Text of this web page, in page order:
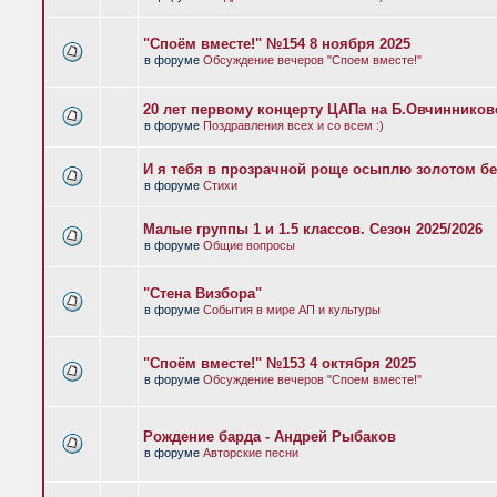
"Споём вместе!" №154 8 ноября 2025
в форуме Обсуждение вечеров "Споем вместе!"
20 лет первому концерту ЦАПа на
в форуме Поздравления всех и со всем :)
И я тебя в прозрачной роще осыплю золотом
в форуме Стихи
Малые группы 1 и 1.5 классов. Сезон 2025/2026
в форуме Общие вопросы
"Стена Визбора"
в форуме События в мире АП и культуры
"Споём вместе!" №153 4 октября 2025
в форуме Обсуждение вечеров "Споем вместе!"
Рождение барда - Андрей Рыбаков
в форуме Авторские песни